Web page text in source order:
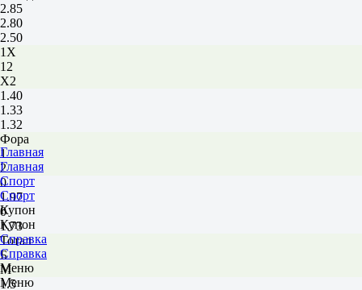
2.85
2.80
2.50
1X
12
X2
1.40
1.33
1.32
Фора
1
2
0
1.97
0
1.73
Тотал
Б
М
1.5
Главная
Главная
Спорт
Спорт
Купон
Купон
Справка
Справка
Меню
Меню